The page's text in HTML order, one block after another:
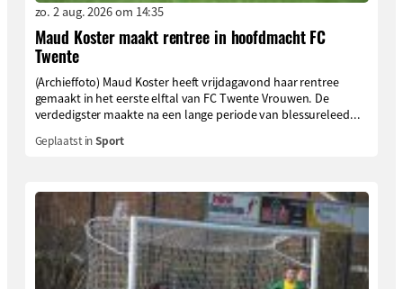
zo. 2 aug. 2026 om 14:35
Maud Koster maakt rentree in hoofdmacht FC
Twente
(Archieffoto) Maud Koster heeft vrijdagavond haar rentree
gemaakt in het eerste elftal van FC Twente Vrouwen. De
verdedigster maakte na een lange periode van blessureleed...
Geplaatst inSport